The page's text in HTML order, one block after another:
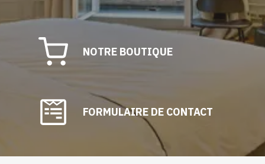
NOTRE BOUTIQUE
FORMULAIRE DE CONTACT